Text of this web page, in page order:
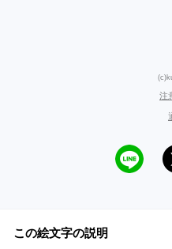
注
この絵文字の説明